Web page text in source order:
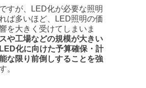
すが、LED化が必要な照明
ば多いほど、LED照明の価
を大きく受けてしまいま
や工場などの規模が大きい
化に向けた予算確保・計
な限り前倒しすることを強
。